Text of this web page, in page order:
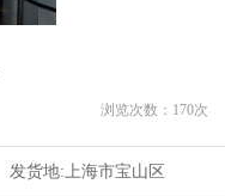
浏览次数： 170次
发货地:上海市宝山区